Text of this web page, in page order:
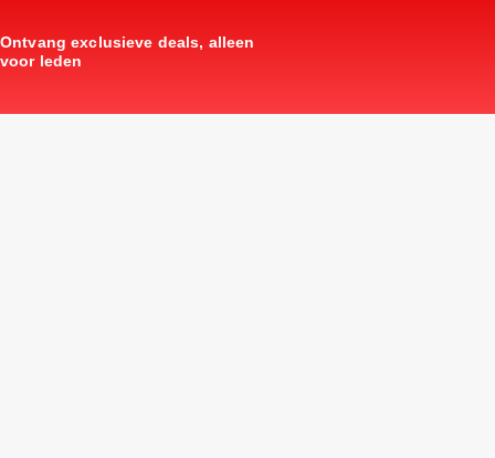
Ontvang exclusieve deals, alleen
voor leden